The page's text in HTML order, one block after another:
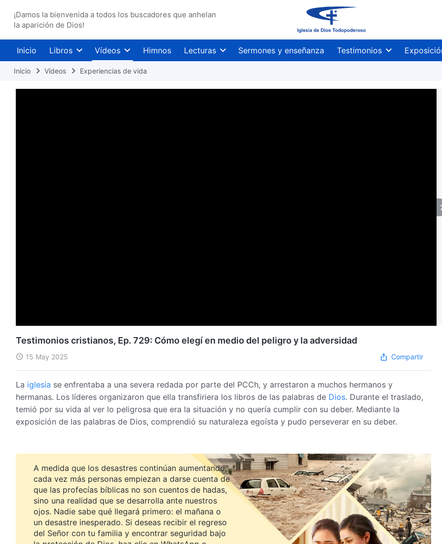
¡Damos la bienvenida a todos los buscadores que anhelan
la aparición de Dios!
Inicio Libros Vídeos Himnos Lecturas Sermones y enseñanza Testimonios
Inicio Vídeos Experiencias de vida
Testimonios cristianos, Ep. 729: Cómo elegí en medio del peligro y la adversidad
15 May 2025 Compartir
La iglesia se enfrentaba a una severa redada por parte del PCCh, y arrestaron a muchos hermanos y
hermanas. Los líderes organizaron que ella transfiriera los libros de las palabras de Dios. Durante el traslado,
temió por su vida al ver lo peligrosa que era la situación y no quería cumplir con su deber. Mediante la
exposición de las palabras de Dios, comprendió su naturaleza egoísta y pudo perseverar en su deber.
A medida que los desastres continúan aumentando,
cada vez más personas empiezan a darse cuenta de
que las profecías bíblicas no son cuentos de hadas,
sino una realidad que se desarrolla ante nuestros
ojos. Nadie sabe qué llegará primero: el mañana o
un desastre inesperado. Si deseas recibir el regreso
del Señor con tu familia y encontrar seguridad bajo